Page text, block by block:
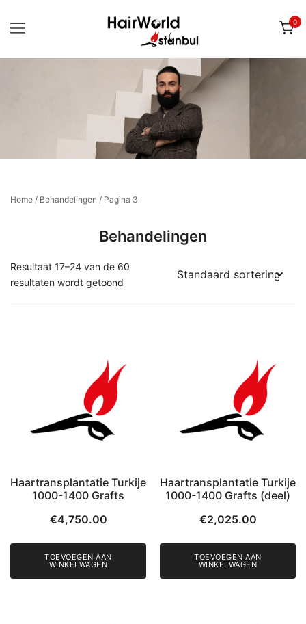
naar
inhoud
Hairworld Istanbul | Webshop
Voor uw biologische CT nazorg producten
0
Home / Behandelingen / Pagina 3
Behandelingen
Resultaat 17–24 van de 60
resultaten wordt getoond
Haartransplantatie Turkije
1000-1400 Grafts
€4,750.00
TOEVOEGEN AAN
WINKELWAGEN
Haartransplantatie Turkije
1000-1400 Grafts (deel)
€2,025.00
TOEVOEGEN AAN
WINKELWAGEN